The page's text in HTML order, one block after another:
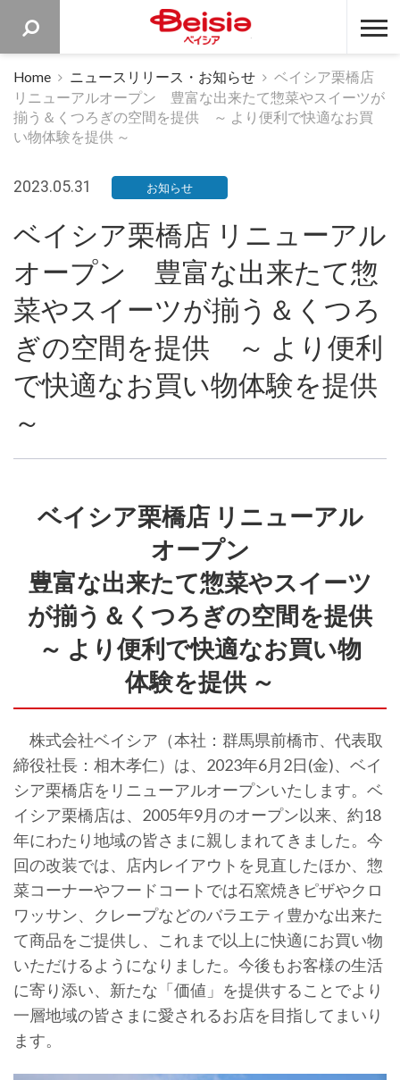
ベイシア
Home ニュースリリース・お知らせ
ベイシア栗橋店
リニューアルオープン 豊富な出来たて惣菜やスイーツが
揃う＆くつろぎの空間を提供 ～ より便利で快適なお買
い物体験を提供 ～
2023.05.31 お知らせ
ベイシア栗橋店 リニューアル
オープン 豊富な出来たて惣
菜やスイーツが揃う＆くつろ
ぎの空間を提供 ～ より便利
で快適なお買い物体験を提供
～
ベイシア栗橋店 リニューアル
オープン
豊富な出来たて惣菜やスイーツ
が揃う＆くつろぎの空間を提供
～ より便利で快適なお買い物
体験を提供 ～
株式会社ベイシア（本社：群馬県前橋市、代表取
締役社長：相木孝仁）は、2023年6月2日(金)、ベイ
シア栗橋店をリニューアルオープンいたします。ベ
イシア栗橋店は、2005年9月のオープン以来、約18
年にわたり地域の皆さまに親しまれてきました。今
回の改装では、店内レイアウトを見直したほか、惣
菜コーナーやフードコートでは石窯焼きピザやクロ
ワッサン、クレープなどのバラエティ豊かな出来た
て商品をご提供し、これまで以上に快適にお買い物
いただけるようになりました。今後もお客様の生活
に寄り添い、新たな「価値」を提供することでより
一層地域の皆さまに愛されるお店を目指してまいり
ます。